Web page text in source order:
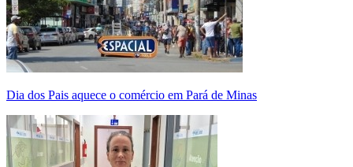
Dia dos Pais aquece o comércio em Pará de Minas